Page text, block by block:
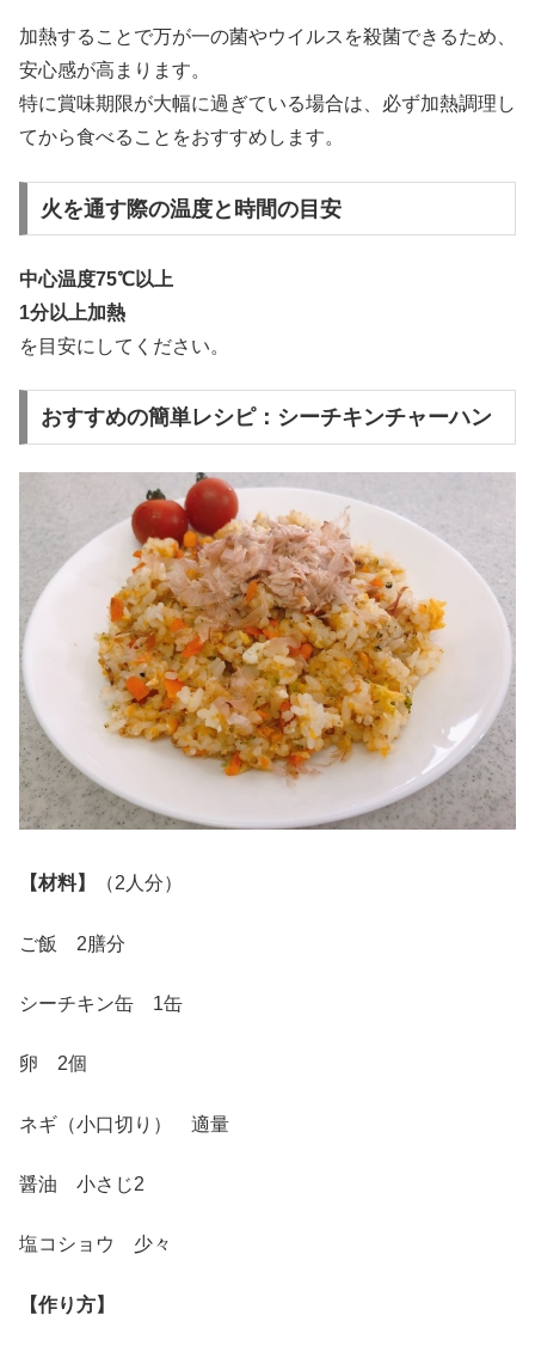
加熱することで万が一の菌やウイルスを殺菌できるため、
安心感が高まります。
特に賞味期限が大幅に過ぎている場合は、必ず加熱調理し
てから食べることをおすすめします。
火を通す際の温度と時間の目安
中心温度75℃以上
1分以上加熱
を目安にしてください。
おすすめの簡単レシピ：シーチキンチャーハン
【材料】 （2人分）
ご飯 2膳分
シーチキン缶 1缶
卵 2個
ネギ（小口切り） 適量
醤油 小さじ2
塩コショウ 少々
【作り方】